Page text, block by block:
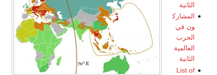
الثانية
المشارك
ون في
الحرب
العالمية
الثانية
List of